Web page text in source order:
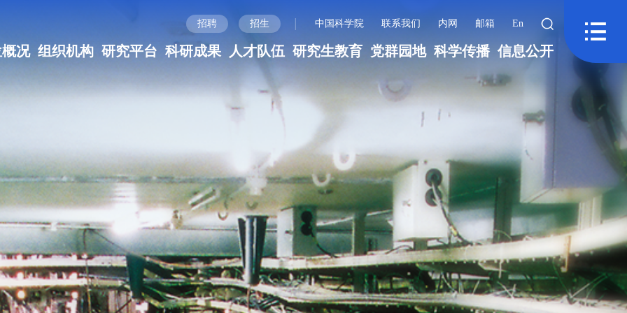
招聘 招生 | 中国科学院 联系我们 内网 邮箱 En
况 组织机构 研究平台 科研成果 人才队伍 研究生教育 党群园地 科学传播 信息公开